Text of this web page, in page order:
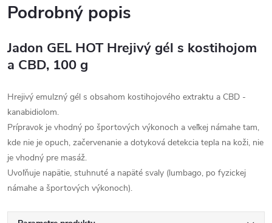
Podrobný popis
Jadon GEL HOT Hrejivý gél s kostihojom
a CBD, 100 g
Hrejivý emulzný gél s obsahom kostihojového extraktu a CBD -
kanabidiolom.
Prípravok je vhodný po športových výkonoch a veľkej námahe tam,
kde nie je opuch, začervenanie a dotyková detekcia tepla na koži, nie
je vhodný pre masáž.
Uvoľňuje napätie, stuhnuté a napäté svaly (lumbago, po fyzickej
námahe a športových výkonoch).